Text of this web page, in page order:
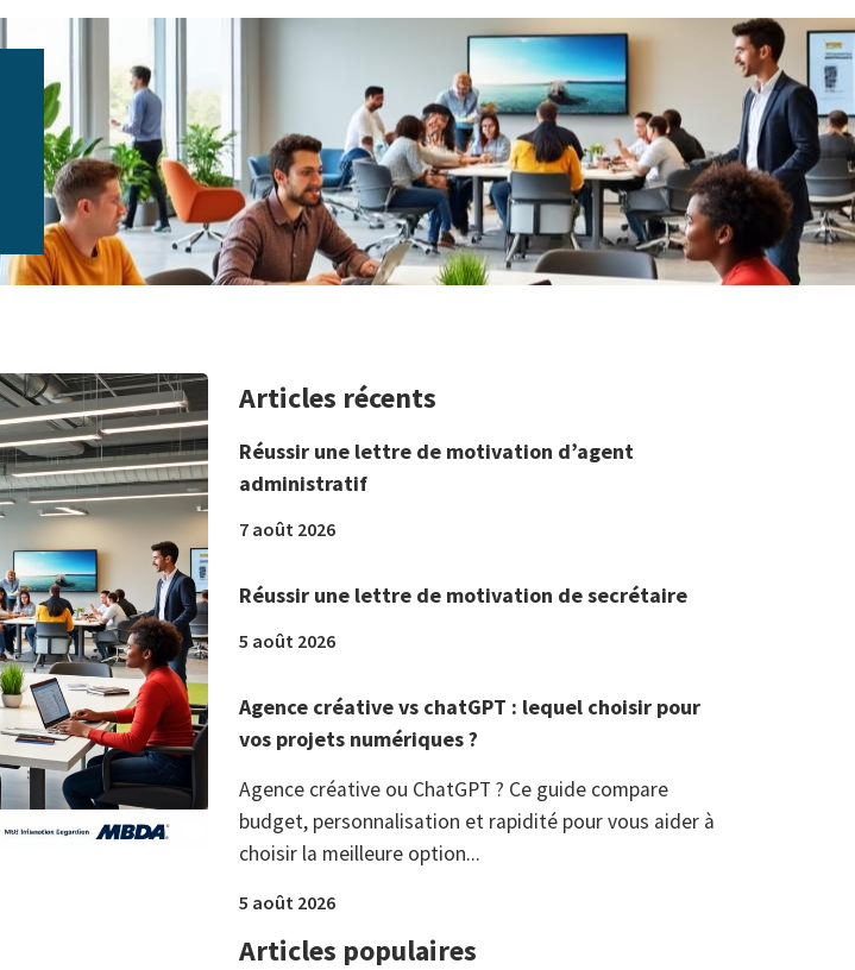
Articles récents
Réussir une lettre de motivation d’agent
administratif
7 août 2026
Réussir une lettre de motivation de secrétaire
5 août 2026
Agence créative vs chatGPT : lequel choisir pour
vos projets numériques ?
Agence créative ou ChatGPT ? Ce guide compare
budget, personnalisation et rapidité pour vous aider à
choisir la meilleure option...
5 août 2026
Articles populaires